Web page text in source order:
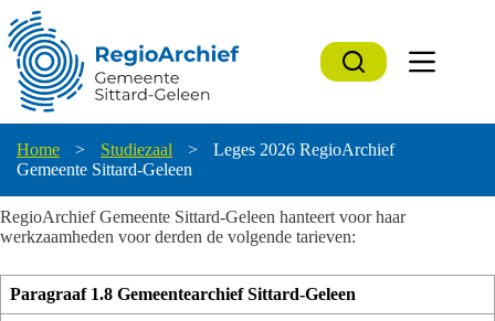
naar
de
inhoud
Home > Studiezaal >
Leges 2026 RegioArchief
Gemeente Sittard-Geleen
RegioArchief Gemeente Sittard-Geleen hanteert voor haar
werkzaamheden voor derden de volgende tarieven:
Paragraaf 1.8 Gemeentearchief Sittard-Geleen